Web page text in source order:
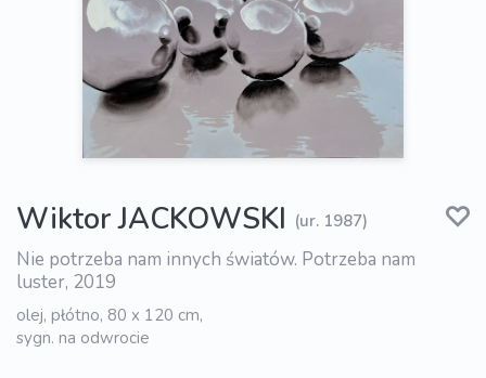
Wiktor JACKOWSKI (ur. 1987)
Nie potrzeba nam innych światów. Potrzeba nam
luster, 2019
olej, płótno, 80 x 120 cm,
sygn. na odwrocie